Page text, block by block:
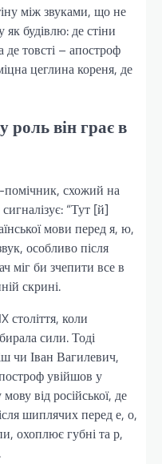
між звуками, що не
як будівлю: де стіни
де товсті – апостроф
цеглина кореня, де
роль він грає в
схожий на
“Тут [й]
мови перед я, ю,
особливо після
міг би зчепити все в
скрині.
століття, коли
сили. Тоді
чи Іван Вагилевич,
увійшов у
від російської, де
шиплячих перед е, о,
охоплює губні та р,